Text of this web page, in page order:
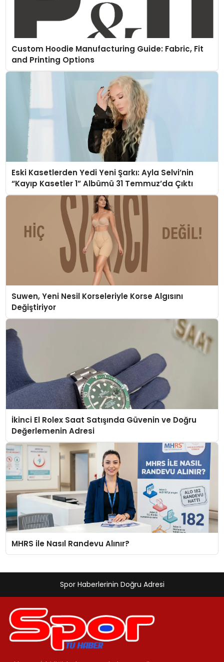
Custom Hoodie Manufacturing Guide: Fabric, Fit
and Printing Options
Eski Kasetlerden Yedi Yeni Şarkı: Ayla Selvi’nin
“Kayıp Kasetler 1” Albümü 31 Temmuz’da Çıktı
Suwen, Yeni Nesil Korseleriyle Korse Algısını
Değiştiriyor
İkinci El Rolex Saat Satışında Güvenin ve Doğru
Değerlemenin Adresi
MHRS ile Nasıl Randevu Alınır?
Spor Haberlerinin Doğru Adresi